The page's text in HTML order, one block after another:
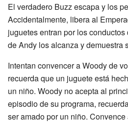
El verdadero Buzz escapa y los
Accidentalmente, libera al
juguetes entran por los
de Andy los alcanza y demuestra
Intentan convencer a Woody de
recuerda que un juguete está
un niño. Woody no acepta al
episodio de su programa,
ser amado por un niño.